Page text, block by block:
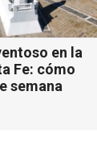
en la
Fe: cómo
semana